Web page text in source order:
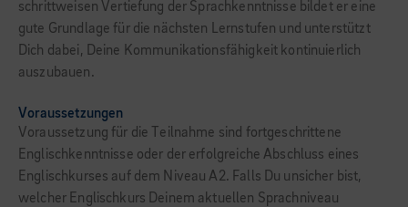
schrittweisen Vertiefung der Sprachkenntnisse bildet er eine
gute Grundlage für die nächsten Lernstufen und unterstützt
Dich dabei, Deine Kommunikationsfähigkeit kontinuierlich
auszubauen.
Voraussetzungen
Voraussetzung für die Teilnahme sind fortgeschrittene
Englischkenntnisse oder der erfolgreiche Abschluss eines
Englischkurses auf dem Niveau A2. Falls Du unsicher bist,
welcher Englischkurs Deinem aktuellen Sprachniveau